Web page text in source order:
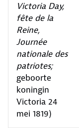
Victoria Day,
fête de la
Reine,
Journée
nationale des
patriotes;
geboorte
koningin
Victoria 24
mei 1819)